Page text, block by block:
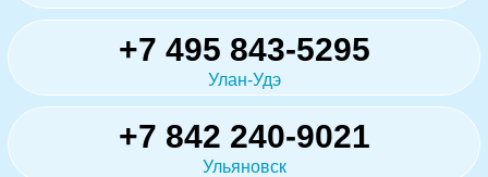
+7 495 843-5295
Улан-Удэ
+7 842 240-9021
Ульяновск